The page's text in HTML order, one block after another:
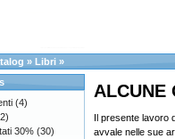
» Libri »
ALCUNE
Il presente lavoro
avvale nelle sue
(4)
30% (30)